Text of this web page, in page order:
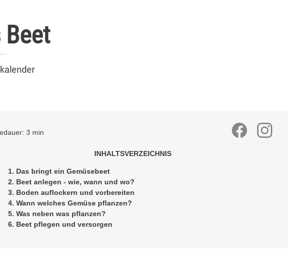
3 min
INHALTSVERZEICHNIS
1. Das bringt ein Gemüsebeet
2. Beet anlegen - wie, wann und wo?
3. Boden auflockern und vorbereiten
4. Wann welches Gemüse pflanzen?
5. Was neben was pflanzen?
6. Beet pflegen und versorgen